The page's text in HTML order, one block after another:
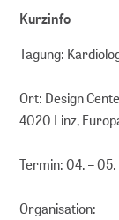
Kurzinfo
Tagung:
Ort: Design
4020 Linz,
Termin: 04. –
Organisation: